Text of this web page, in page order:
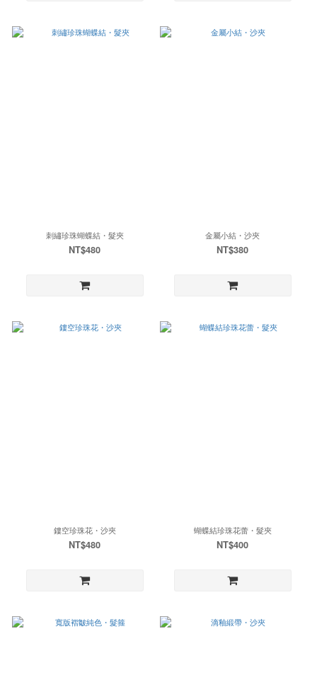
刺繡珍珠蝴蝶結・髮夾
NT$480
金屬小結・沙夾
NT$380
鏤空珍珠花・沙夾
NT$480
蝴蝶結珍珠花蕾・髮夾
NT$400